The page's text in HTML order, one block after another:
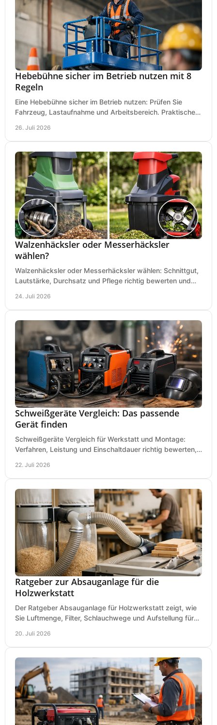
Hebebühne sicher im Betrieb nutzen mit 8
Regeln
Eine Hebebühne sicher im Betrieb nutzen: Prüfen Sie
Fahrzeug, Lastaufnahme und Arbeitsbereich. Praktische
26. Juli 2026
Walzenhäcksler oder Messerhäcksler
wählen?
Walzenhäcksler oder Messerhäcksler wählen: Schnittgut,
Lautstärke, Durchsatz und Pflege richtig bewerten und
24. Juli 2026
Schweißgeräte Vergleich: Das passende
Gerät finden
Schweißgeräte Vergleich für Werkstatt und Montage:
Verfahren, Leistung und Einschaltdauer richtig bewerten,
22. Juli 2026
Ratgeber zur Absauganlage für die
Holzwerkstatt
Der Ratgeber Absauganlage für Holzwerkstatt zeigt, wie
Sie Luftmenge, Filter, Schlauchwege und Aufstellung für
20. Juli 2026